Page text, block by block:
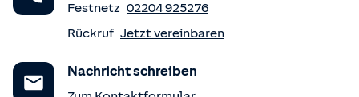
Festnetz 02204 925276
Rückruf Jetzt vereinbaren
Nachricht schreiben